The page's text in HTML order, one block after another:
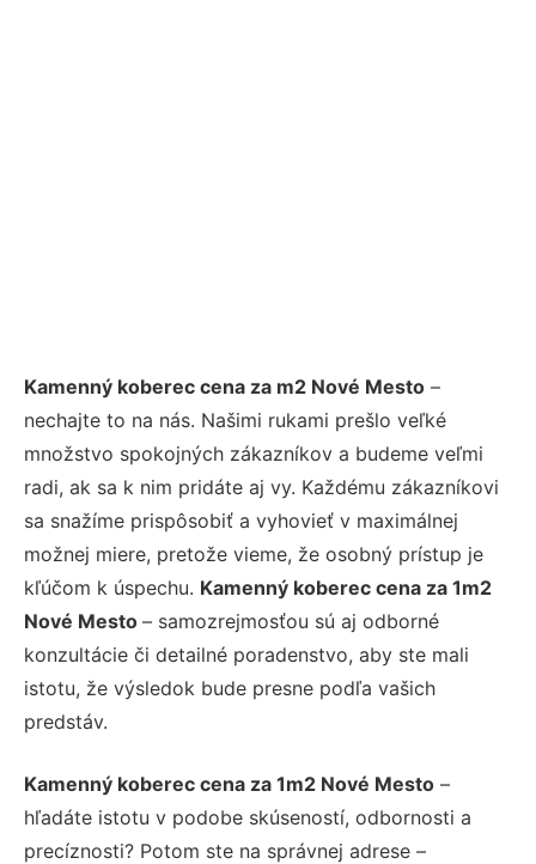
Kamenný koberec cena za m2 Nové Mesto –
nechajte to na nás. Našimi rukami prešlo veľké
množstvo spokojných zákazníkov a budeme veľmi
radi, ak sa k nim pridáte aj vy. Každému zákazníkovi
sa snažíme prispôsobiť a vyhovieť v maximálnej
možnej miere, pretože vieme, že osobný prístup je
kľúčom k úspechu. Kamenný koberec cena za 1m2
Nové Mesto – samozrejmosťou sú aj odborné
konzultácie či detailné poradenstvo, aby ste mali
istotu, že výsledok bude presne podľa vašich
predstáv.
Kamenný koberec cena za 1m2 Nové Mesto –
hľadáte istotu v podobe skúseností, odbornosti a
precíznosti? Potom ste na správnej adrese –